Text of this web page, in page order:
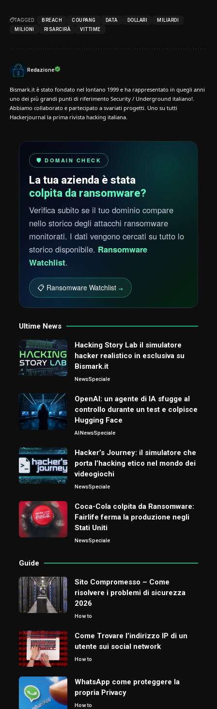
TAGGED: BREACH COUPANG DATA DOLLARI
MILIARDI
MILIONI
RISARCIRÀ VITTIME
Redazione
Bismark.it è stato fondato nel lontano 1999 e ha rappresentato in quegli anni
uno dei più grandi punti di riferimento Security / Underground italiano!.
Abbiamo collaborato e partecipato a svariati progetti. Uno su tutti
Hackerjournal la prima rivista hacking italiana.
🛡️ DOMAIN CHECK
La tua azienda è stata
colpita da ransomware?
Verifica subito se il tuo dominio compare
nello storico degli attacchi ransomware
monitorati. I dati vengono cercati su tutto lo
storico disponibile. Ransomware
Watchlist.
📋 Ransomware Watchlist →
Ultime News
Hacking Story Lab il simulatore
hacker realistico in esclusiva su
Bismark.it
NewsSpeciale
OpenAI: un agente di IA sfugge al
controllo durante un test e colpisce
Hugging Face
AINewsSpeciale
Hacker’s Journey: il simulatore che
porta l’hacking etico nel mondo dei
videogiochi
NewsSpeciale
Coca-Cola colpita da Ransomware:
Fairlife ferma la produzione negli
Stati Uniti
NewsSpeciale
Guide
Sito Compromesso – Come
risolvere i problemi di sicurezza
2026
How to
Come Trovare l’indirizzo IP di un
utente sui social network
How to
WhatsApp come proteggere la
propria Privacy
How to